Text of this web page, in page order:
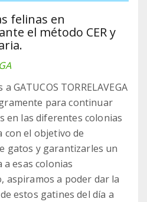
felinas en
el método CER y
GATUCOS TORRELAVEGA
para continuar
en las diferentes colonias
con el objetivo de
gatos y garantizarles un
a esas colonias
aspiramos a poder dar la
estos gatines del día a